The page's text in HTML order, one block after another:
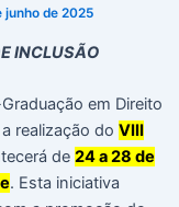
junho de 2025
INCLUSÃO
em Direito
realização do VIII
de 24 a 28 de
. Esta iniciativa